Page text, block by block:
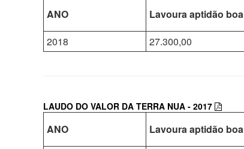
ANO Lavoura aptidão boa
2018
27.300,00
LAUDO DO VALOR DA TERRA NUA - 2017
ANO Lavoura aptidão boa